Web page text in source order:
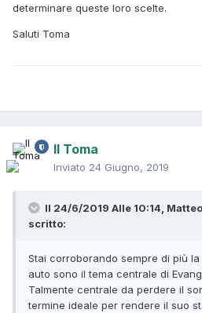
determinare queste loro scelte.
Saluti Toma
Il Toma
Inviato 24 Giugno, 2019
Il 24/6/2019 Alle 10:14,
scritto:
Stai corroborando sempre di più la
auto sono il tema centrale di
Talmente centrale da perdere il
termine ideale per rendere il suo